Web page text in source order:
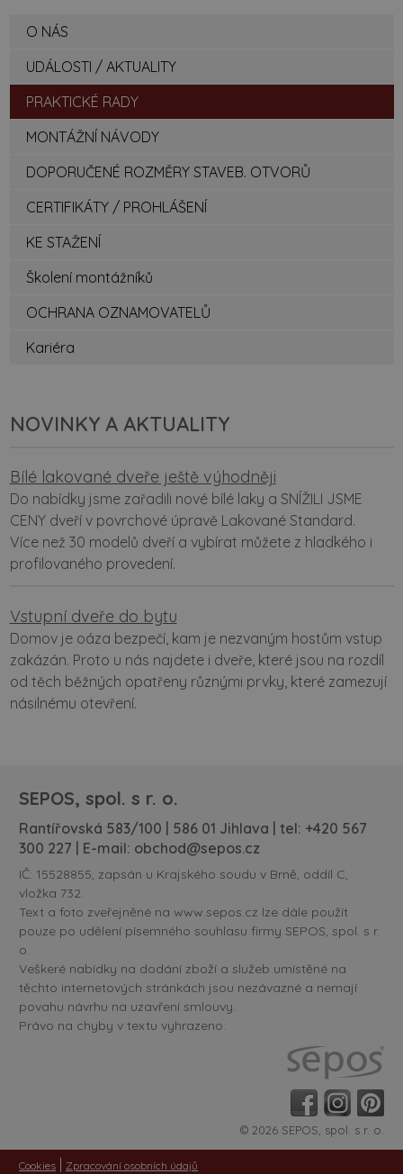
O NÁS
UDÁLOSTI / AKTUALITY
PRAKTICKÉ RADY
MONTÁŽNÍ NÁVODY
DOPORUČENÉ ROZMĚRY STAVEB. OTVORŮ
CERTIFIKÁTY / PROHLÁŠENÍ
KE STAŽENÍ
Školení montážníků
OCHRANA OZNAMOVATELŮ
Kariéra
NOVINKY A AKTUALITY
Bílé lakované dveře ještě výhodněji
Do nabídky jsme zařadili nové bílé laky a SNÍŽILI JSME
CENY dveří v povrchové úpravě Lakované Standard.
Více než 30 modelů dveří a vybírat můžete z hladkého i
profilovaného provedení.
Vstupní dveře do bytu
Domov je oáza bezpečí, kam je nezvaným hostům vstup
zakázán. Proto u nás najdete i dveře, které jsou na rozdíl
od těch běžných opatřeny různými prvky, které zamezují
násilnému otevření.
SEPOS, spol. s r. o.
Rantířovská 583/100 | 586 01 Jihlava | tel: +420 567
300 227 | E-mail: obchod@sepos.cz
IČ: 15528855, zapsán u Krajského soudu v Brně, oddíl C,
vložka 732.
Text a foto zveřejněné na www.sepos.cz lze dále použít
pouze po udělení písemného souhlasu firmy SEPOS, spol. s r.
o.
Veškeré nabídky na dodání zboží a služeb umístěné na
těchto internetových stránkách jsou nezávazné a nemají
povahu návrhu na uzavření smlouvy.
Právo na chyby v textu vyhrazeno.
© 2026 SEPOS, spol. s r. o.
Cookies | Zpracování osobních údajů